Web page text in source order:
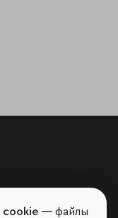
cookie — файлы